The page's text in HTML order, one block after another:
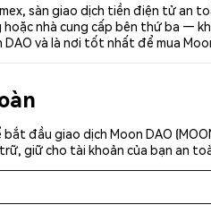
sàn giao dịch tiền điện tử
nhà cung cấp bên thứ ba —
và là nơi tốt nhất để mua
đầu giao dịch Moon DAO
giữ cho tài khoản của bạn an